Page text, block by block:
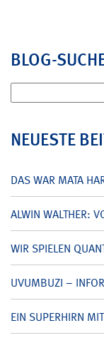
BLOG-
nach:
NEUESTE
DAS WAR MATA
ALWIN WALTHER:
WIR SPIELEN
UVUMBUZI –
EIN SUPERHIRN